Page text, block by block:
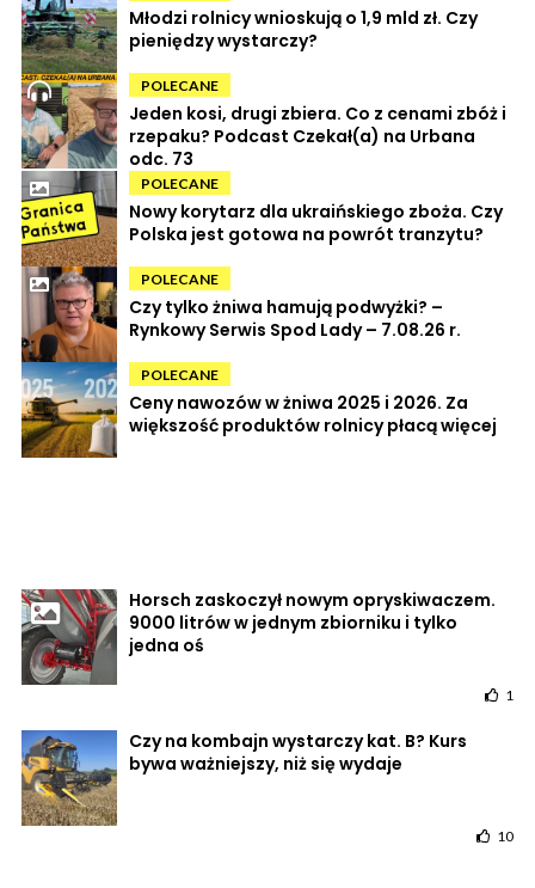
Młodzi rolnicy wnioskują o 1,9 mld zł. Czy
pieniędzy wystarczy?
POLECANE
Jeden kosi, drugi zbiera. Co z cenami zbóż i
rzepaku? Podcast Czekał(a) na Urbana
odc. 73
POLECANE
Nowy korytarz dla ukraińskiego zboża. Czy
Polska jest gotowa na powrót tranzytu?
POLECANE
Czy tylko żniwa hamują podwyżki? –
Rynkowy Serwis Spod Lady – 7.08.26 r.
POLECANE
Ceny nawozów w żniwa 2025 i 2026. Za
większość produktów rolnicy płacą więcej
Horsch zaskoczył nowym opryskiwaczem.
9000 litrów w jednym zbiorniku i tylko
jedna oś
1
Czy na kombajn wystarczy kat. B? Kurs
bywa ważniejszy, niż się wydaje
10